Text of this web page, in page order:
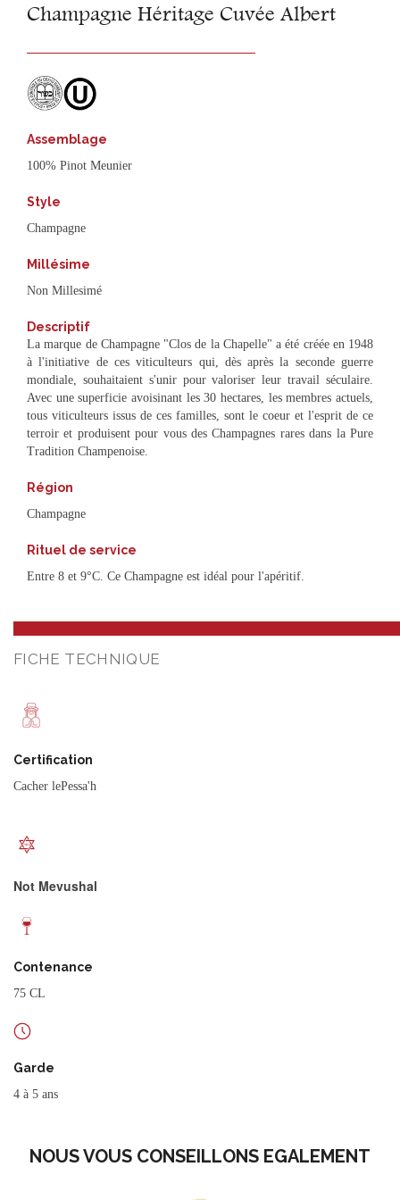
Champagne Héritage Cuvée Albert
Assemblage
100% Pinot Meunier
Style
Champagne
Millésime
Non Millesimé
Descriptif
La marque de Champagne "Clos de la Chapelle" a été créée en 1948
à l'initiative de ces viticulteurs qui, dès après la seconde guerre
mondiale, souhaitaient s'unir pour valoriser leur travail séculaire.
Avec une superficie avoisinant les 30 hectares, les membres actuels,
tous viticulteurs issus de ces familles, sont le coeur et l'esprit de ce
terroir et produisent pour vous des Champagnes rares dans la Pure
Tradition Champenoise.
Région
Champagne
Rituel de service
Entre 8 et 9°C. Ce Champagne est idéal pour l'apéritif.
FICHE TECHNIQUE
Certification
Cacher lePessa'h
Not Mevushal
Contenance
75 CL
Garde
4 à 5 ans
NOUS VOUS CONSEILLONS EGALEMENT